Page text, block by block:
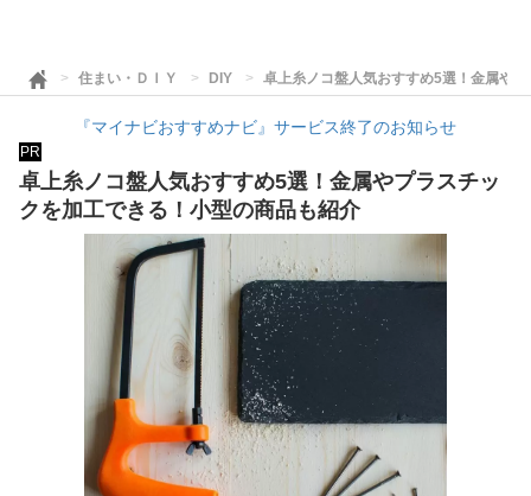
住まい・ＤＩＹ DIY 卓上糸ノコ盤人気おすすめ5選！金属や
『マイナビおすすめナビ』サービス終了のお知らせ
PR
卓上糸ノコ盤人気おすすめ5選！金属やプラスチッ
クを加工できる！小型の商品も紹介